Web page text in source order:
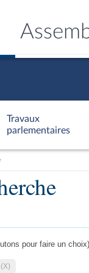
Travaux
parlementaires
pour faire un choix)